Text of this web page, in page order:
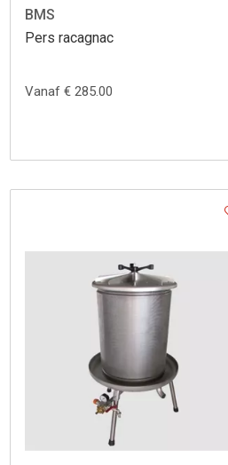
BMS
Pers racagnac
Vanaf € 285.00